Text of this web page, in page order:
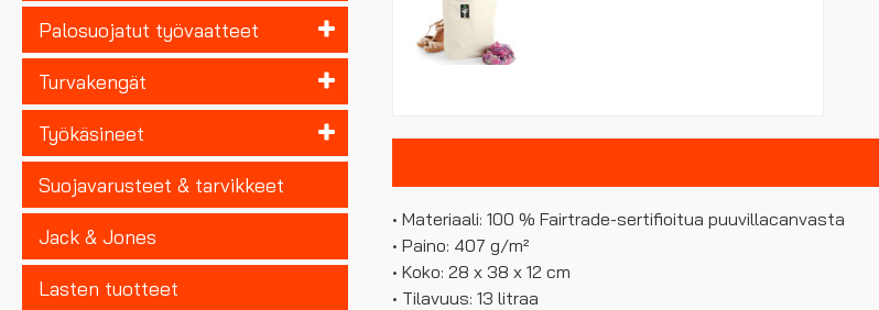
Palosuojatut työvaatteet
Turvakengät
Työkäsineet
Suojavarusteet & tarvikkeet
Jack & Jones
Lasten tuotteet
• Materiaali: 100 % Fairtrade-sertifioitua puuvillacanvasta
• Paino: 407 g/m²
• Koko: 28 x 38 x 12 cm
• Tilavuus: 13 litraa